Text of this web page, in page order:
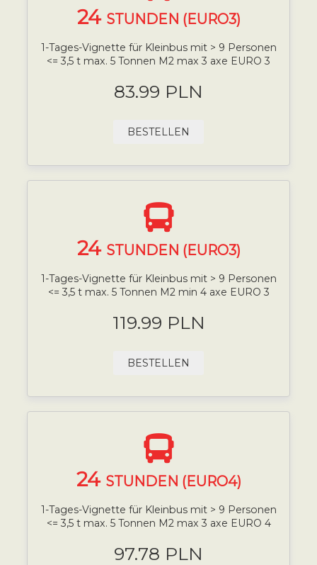
24 STUNDEN (EURO3)
1-Tages-Vignette für Kleinbus mit > 9 Personen
<= 3,5 t max. 5 Tonnen M2 max 3 axe EURO 3
83.99 PLN
BESTELLEN
24 STUNDEN (EURO3)
1-Tages-Vignette für Kleinbus mit > 9 Personen
<= 3,5 t max. 5 Tonnen M2 min 4 axe EURO 3
119.99 PLN
BESTELLEN
24 STUNDEN (EURO4)
1-Tages-Vignette für Kleinbus mit > 9 Personen
<= 3,5 t max. 5 Tonnen M2 max 3 axe EURO 4
97.78 PLN